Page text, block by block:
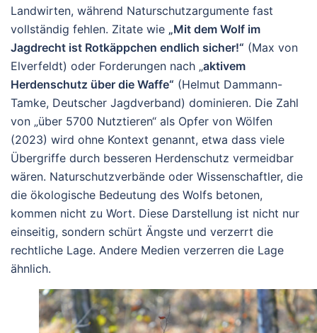
Landwirten, während Naturschutzargumente fast
vollständig fehlen. Zitate wie „Mit dem Wolf im
Jagdrecht ist Rotkäppchen endlich sicher!“ (Max von
Elverfeldt) oder Forderungen nach „aktivem
Herdenschutz über die Waffe“ (Helmut Dammann-
Tamke, Deutscher Jagdverband) dominieren. Die Zahl
von „über 5700 Nutztieren“ als Opfer von Wölfen
(2023) wird ohne Kontext genannt, etwa dass viele
Übergriffe durch besseren Herdenschutz vermeidbar
wären. Naturschutzverbände oder Wissenschaftler, die
die ökologische Bedeutung des Wolfs betonen,
kommen nicht zu Wort. Diese Darstellung ist nicht nur
einseitig, sondern schürt Ängste und verzerrt die
rechtliche Lage. Andere Medien verzerren die Lage
ähnlich.